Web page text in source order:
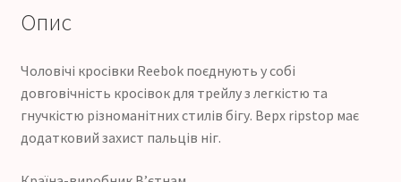
Опис
Чоловічі кросівки Reebok поєднують у собі
довговічність кросівок для трейлу з легкістю та
гнучкістю різноманітних стилів бігу. Верх ripstop має
додатковий захист пальців ніг.